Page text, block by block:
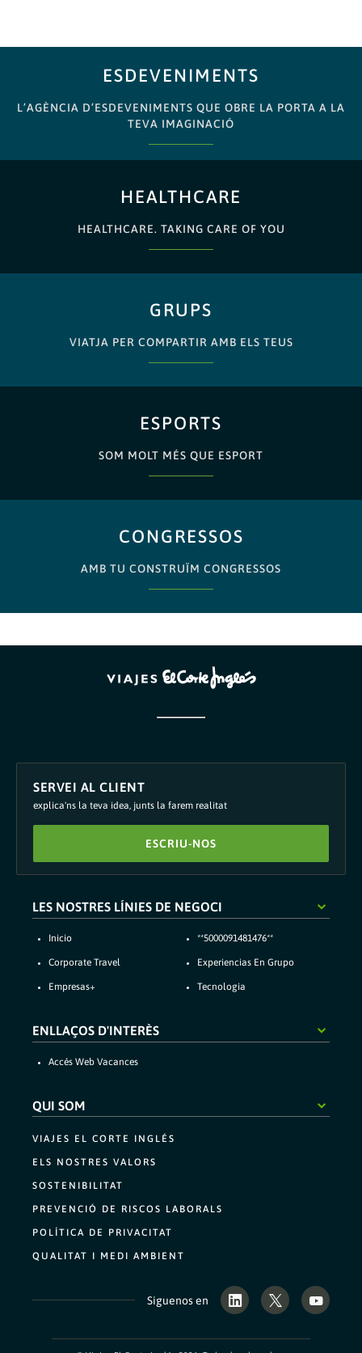
ESDEVENIMENTS
L’AGÈNCIA D’ESDEVENIMENTS QUE OBRE LA PORTA A LA
TEVA IMAGINACIÓ
HEALTHCARE
HEALTHCARE. TAKING CARE OF YOU
GRUPS
VIATJA PER COMPARTIR AMB ELS TEUS
ESPORTS
SOM MOLT MÉS QUE ESPORT
CONGRESSOS
AMB TU CONSTRUÏM CONGRESSOS
LES NOSTRES LÍNIES DE NEGOCI
inicio
corporate travel
empresas+
**5000091481476**
experiencias en grupo
tecnologia
ENLLAÇOS D'INTERÈS
accés web vacances
SERVEI AL CLIENT
explica'ns la teva idea, junts la farem realitat
ESCRIU-NOS
QUI SOM
VIAJES EL CORTE INGLÉS
ELS NOSTRES VALORS
SOSTENIBILITAT
PREVENCIÓ DE RISCOS LABORALS
POLÍTICA DE PRIVACITAT
QUALITAT I MEDI AMBIENT
Siguenos en ) ( /